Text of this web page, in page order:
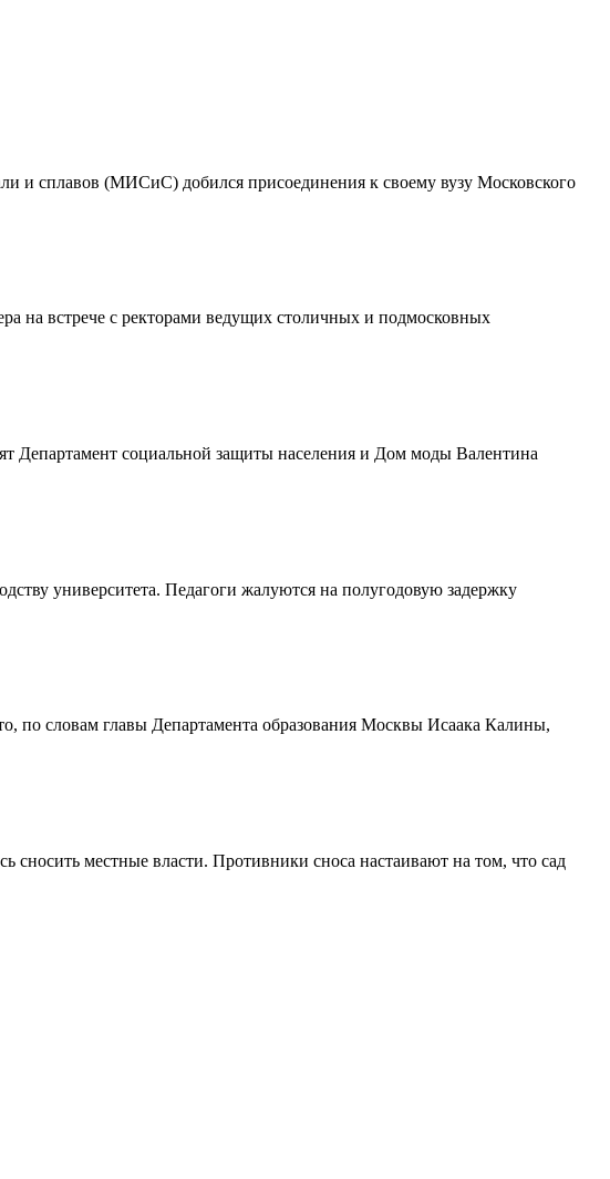
и сплавов (МИСиС) добился присоединения к своему вузу Московского
на встрече с ректорами ведущих столичных и подмосковных
Департамент социальной защиты населения и Дом моды Валентина
университета. Педагоги жалуются на полугодовую задержку
по словам главы Департамента образования Москвы Исаака Калины,
сносить местные власти. Противники сноса настаивают на том, что сад